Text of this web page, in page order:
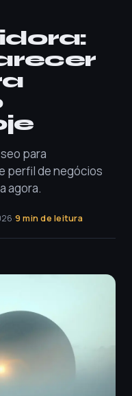
para
perfil de negócios
agora.
·9 min de leitura